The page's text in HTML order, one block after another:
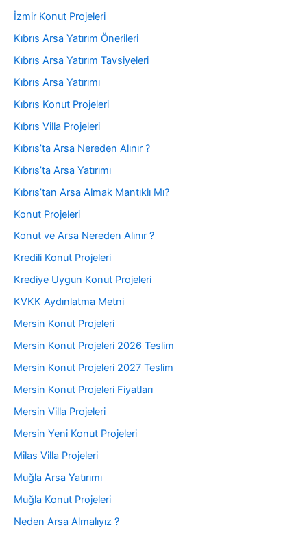
İzmir Konut Projeleri
Kıbrıs Arsa Yatırım Önerileri
Kıbrıs Arsa Yatırım Tavsiyeleri
Kıbrıs Arsa Yatırımı
Kıbrıs Konut Projeleri
Kıbrıs Villa Projeleri
Kıbrıs’ta Arsa Nereden Alınır ?
Kıbrıs’ta Arsa Yatırımı
Kıbrıs’tan Arsa Almak Mantıklı Mı?
Konut Projeleri
Konut ve Arsa Nereden Alınır ?
Kredili Konut Projeleri
Krediye Uygun Konut Projeleri
KVKK Aydınlatma Metni
Mersin Konut Projeleri
Mersin Konut Projeleri 2026 Teslim
Mersin Konut Projeleri 2027 Teslim
Mersin Konut Projeleri Fiyatları
Mersin Villa Projeleri
Mersin Yeni Konut Projeleri
Milas Villa Projeleri
Muğla Arsa Yatırımı
Muğla Konut Projeleri
Neden Arsa Almalıyız ?